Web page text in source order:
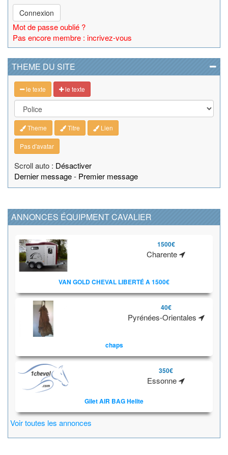
Connexion
Mot de passe oublié ?
Pas encore membre : incrivez-vous
THEME DU SITE
le texte le texte
Theme Titre Lien
Pas d'avatar
Scroll auto : Désactiver
Dernier message- Premier message
ANNONCES ÉQUIPMENT CAVALIER
1500€
Charente
VAN GOLD CHEVAL LIBERTÉ A 1500€
40€
Pyrénées-Orientales
chaps
350€
Essonne
Gilet AIR BAG Helite
Voir toutes les annonces